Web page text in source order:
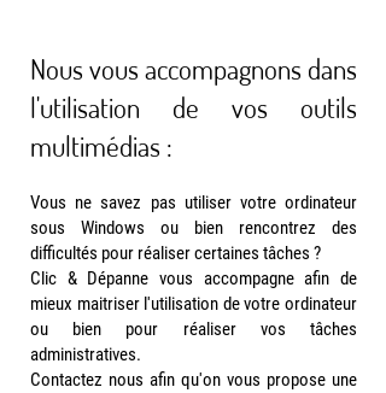
Nous vous accompagnons dans
l'utilisation de vos outils
multimédias :
Vous ne savez pas utiliser votre ordinateur
sous Windows ou bien rencontrez des
difficultés pour réaliser certaines tâches ?
Clic & Dépanne vous accompagne afin de
mieux maitriser l'utilisation de votre ordinateur
ou bien pour réaliser vos tâches
administratives.
Contactez nous afin qu'on vous propose une